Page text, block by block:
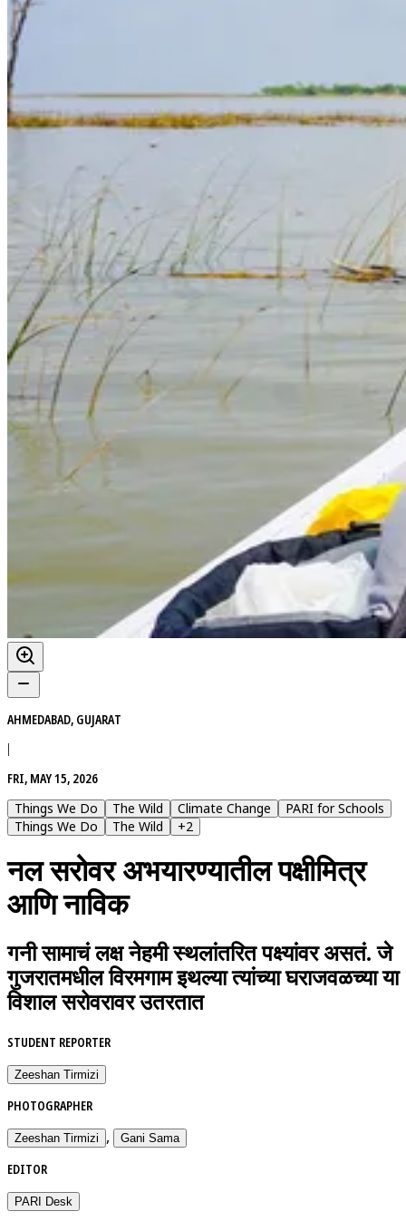
AHMEDABAD, GUJARAT
|
FRI, MAY 15, 2026
Things We Do
The Wild Climate Change
PARI for Schools
Things We Do
The Wild +2
नल सरोवर अभयारण्यातील पक्षीमित्र
आणि नाविक
गनी सामाचं लक्ष नेहमी स्थलांतरित पक्ष्यांवर असतं. जे
गुजरातमधील विरमगाम इथल्या त्यांच्या घराजवळच्या या
विशाल सरोवरावर उतरतात
STUDENT REPORTER
Zeeshan Tirmizi
PHOTOGRAPHER
Zeeshan Tirmizi , Gani Sama
EDITOR
PARI Desk